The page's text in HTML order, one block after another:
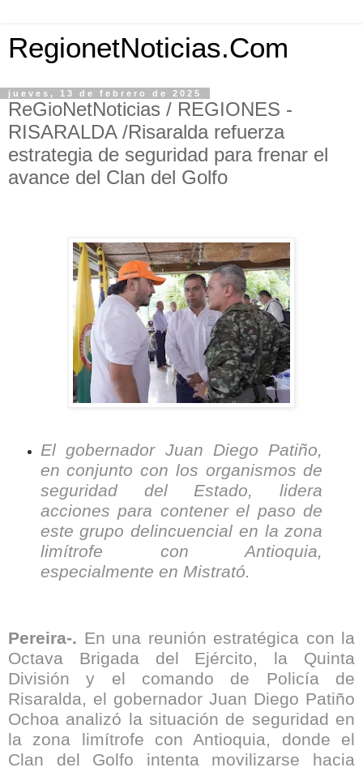
RegionetNoticias.Com
jueves, 13 de febrero de 2025
ReGioNetNoticias / REGIONES -
RISARALDA /Risaralda refuerza
estrategia de seguridad para frenar el
avance del Clan del Golfo
El gobernador Juan Diego Patiño,
en conjunto con los organismos de
seguridad del Estado, lidera
acciones para contener el paso de
este grupo delincuencial en la zona
limítrofe con Antioquia,
especialmente en Mistrató.
Pereira-. En una reunión estratégica con la
Octava Brigada del Ejército, la Quinta
División y el comando de Policía de
Risaralda, el gobernador Juan Diego Patiño
Ochoa analizó la situación de seguridad en
la zona limítrofe con Antioquia, donde el
Clan del Golfo intenta movilizarse hacia